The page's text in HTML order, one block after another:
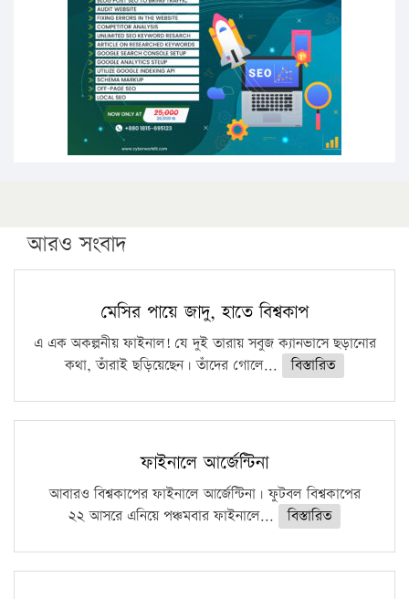
সারা দেশে বজ্রাঘাতে ১৪ জনের প্রাণহানি
কঠোর হচ্ছে এসএসসি ও এইচএসসি পরীক্ষা
ফরিদগঞ্জে আগুনে পুড়লো ৬ ব্যবসা প্রতিষ্ঠান
আরও সংবাদ
মেসির পায়ে জাদু, হাতে বিশ্বকাপ
এ এক অকল্পনীয় ফাইনাল! যে দুই তারায় সবুজ ক্যানভাসে ছড়ানোর
কথা, তাঁরাই ছড়িয়েছেন। তাঁদের গোলে...
বিস্তারিত
ফাইনালে আর্জেন্টিনা
আবারও বিশ্বকাপের ফাইনালে আর্জেন্টিনা। ফুটবল বিশ্বকাপের
২২ আসরে এনিয়ে পঞ্চমবার ফাইনালে...
বিস্তারিত